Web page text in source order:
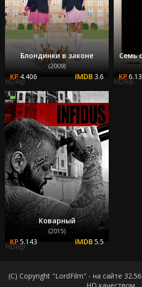
Блондинки в законе
(2009)
4.406 3.6
HDRip
Семь
HDRip
Коварный
(2015)
5.143 5.5
HDRip
(C) Copyright "LordFilm" - на сайте